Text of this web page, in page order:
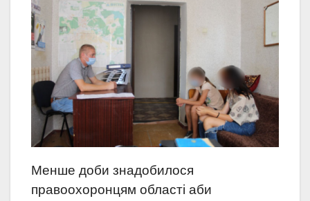
Менше доби знадобилося
правоохоронцям області аби